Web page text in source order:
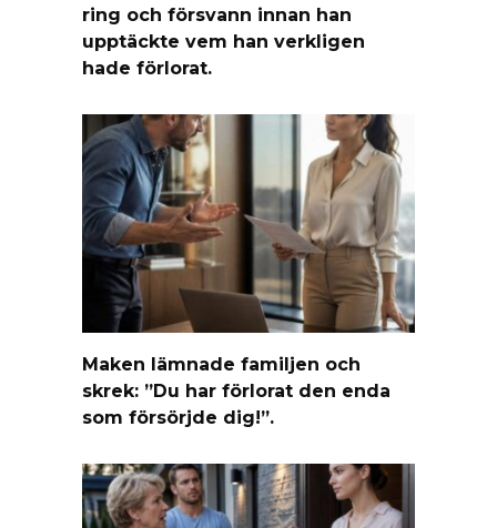
ring och försvann innan han
upptäckte vem han verkligen
hade förlorat.
Maken lämnade familjen och
skrek: ”Du har förlorat den enda
som försörjde dig!”.